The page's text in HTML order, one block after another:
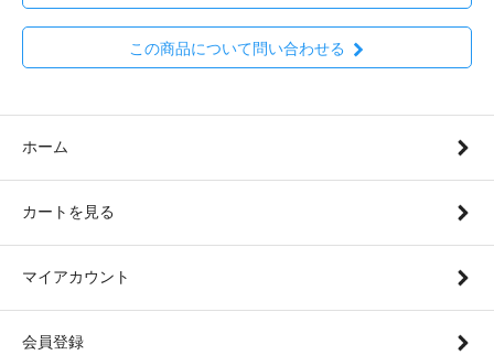
この商品について問い合わせる
ホーム
カートを見る
マイアカウント
会員登録